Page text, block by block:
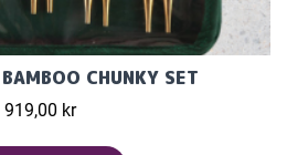
CHUNKY SET
919,00 kr